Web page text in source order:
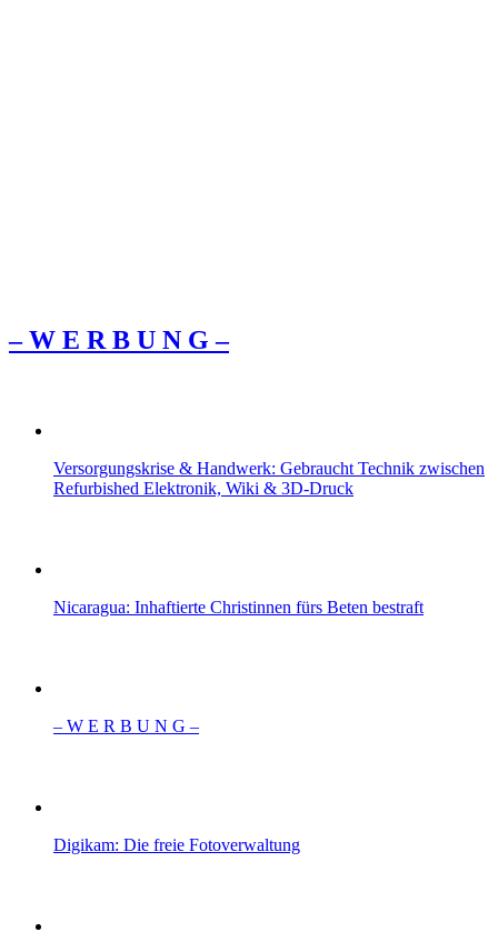
– W Ε R Β U Ν G –
Versorgungskrise & Handwerk: Gebraucht Technik zwischen
Refurbished Elektronik, Wiki & 3D-Druck
Nicaragua: Inhaftierte Christinnen fürs Beten bestraft
– W Ε R Β U Ν G –
Digikam: Die freie Fotoverwaltung